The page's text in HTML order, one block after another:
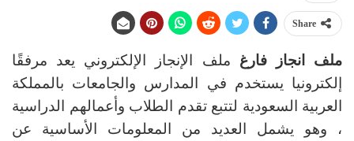
Share
ملف انجاز فارغ ملف الإنجاز الإلكتروني يعد مرفقًا
إلكترونيا يستخدم في المدارس والجامعات بالمملكة
العربية السعودية لتتبع تقدم الطلاب وأعمالهم الدراسية
، وهو يشمل العديد من المعلومات الأساسية عن